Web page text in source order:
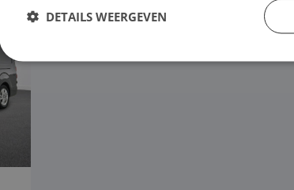
DETAILS WEERGEVEN